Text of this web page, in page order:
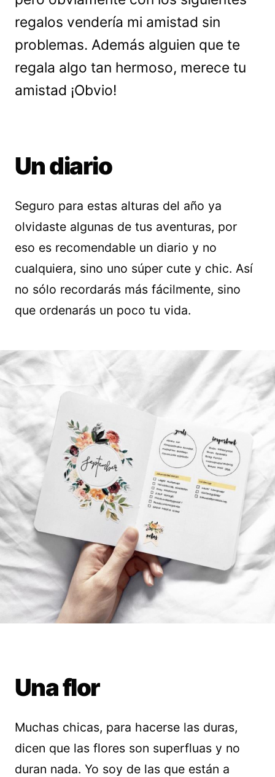
regalos vendería mi amistad sin
problemas. Además alguien que te
regala algo tan hermoso, merece tu
amistad ¡Obvio!
Un diario
Seguro para estas alturas del año ya
olvidaste algunas de tus aventuras, por
eso es recomendable un diario y no
cualquiera, sino uno súper cute y chic. Así
no sólo recordarás más fácilmente, sino
que ordenarás un poco tu vida.
Una flor
Muchas chicas, para hacerse las duras,
dicen que las flores son superfluas y no
duran nada. Yo soy de las que están a